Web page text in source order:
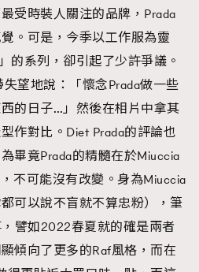
受時裝人關注的品牌，Prada
。可是，今季以工作服為靈
的系列，卻引起了少許爭議。
望地說：「懷念Prada做一些
的日子…」然後在相片中拿其
作對比。Diet Prada的評論也
畢竟Prada的精髓在於Miuccia
不可能沒有改變。身為Miuccia
可以說不盲就不算忠粉），筆
譬如2022春夏就的確是兩者
傾向了更多的Raf風格，而在